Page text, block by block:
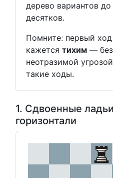
дерево вариантов
десятков.
Помните: первый
кажется тихим —
неотразимой
такие ходы.
1. Сдвоенные
горизонтали